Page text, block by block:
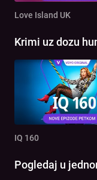
Love Island UK
Krimi uz dozu
IQ 160
Pogledaj u